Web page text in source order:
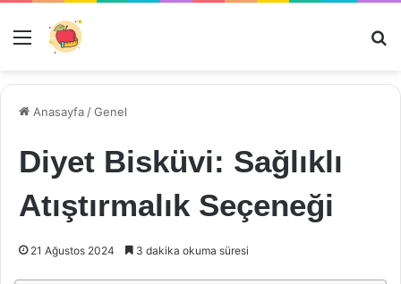
Menü
Anasayfa /Genel
Diyet Bisküvi: Sağlıklı
Atıştırmalık Seçeneği
21 Ağustos 2024 3 dakika okuma süresi